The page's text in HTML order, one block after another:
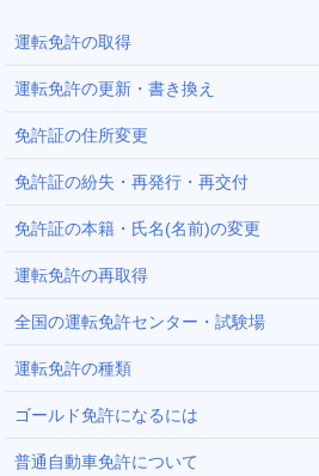
運転免許の取得
運転免許の更新・書き換え
免許証の住所変更
免許証の紛失・再発行・再交付
免許証の本籍・氏名(名前)の変更
運転免許の再取得
全国の運転免許センター・試験場
運転免許の種類
ゴールド免許になるには
普通自動車免許について